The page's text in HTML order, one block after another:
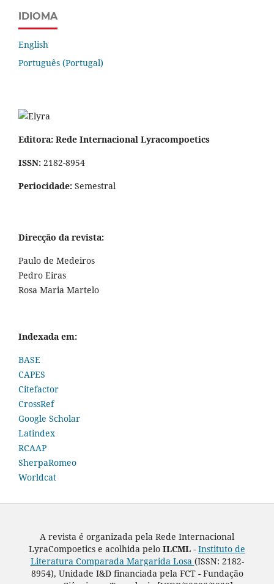
IDIOMA
English
Português (Portugal)
Editora: Rede Internacional Lyracompoetics
ISSN: 2182-8954
Periocidade: Semestral
Direcção da revista:
Paulo de Medeiros
Pedro Eiras
Rosa Maria Martelo
Indexada em:
BASE
CAPES
Citefactor
CrossRef
Google Scholar
Latindex
RCAAP
SherpaRomeo
Worldcat
A revista é organizada pela Rede Internacional
LyraCompoetics e acolhida pelo ILCML - Instituto de
Literatura Comparada Margarida Losa (ISSN: 2182-
8954), Unidade I&D financiada pela FCT - Fundação